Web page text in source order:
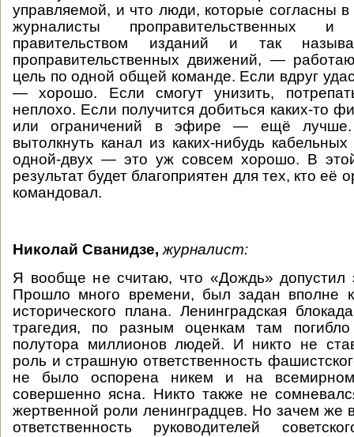
управляемой, и что люди, которые согласны
журналисты проправительственных и
правительством изданий и так
проправительственных движений, —
цель по одной общей команде. Если вдруг
— хорошо. Если смогут унизить,
неплохо. Если получится добиться каких-то
или ограничений в эфире — ещё
вытолкнуть канал из каких-нибудь
одной-двух — это уж совсем хорошо. В
результат будет благоприятен для тех, кто её
командовал.
Николай Сванидзе, журналист:
Я вообще не считаю, что «Дождь» допустил
Прошло много времени, был задан вполне
исторического плана. Ленинградская
трагедия, по разным оценкам там
полутора миллионов людей. И никто не
роль и страшную ответственность
не было оспорена никем и на
совершенно ясна. Никто также не
жертвенной роли ленинградцев. Но зачем же
ответственность руководителей